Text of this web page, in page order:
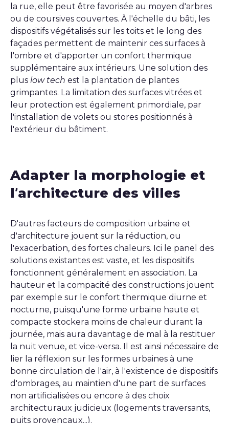
la rue, elle peut être favorisée au moyen d'arbres
ou de coursives couvertes. À l'échelle du bâti, les
dispositifs végétalisés sur les toits et le long des
façades permettent de maintenir ces surfaces à
l'ombre et d'apporter un confort thermique
supplémentaire aux intérieurs. Une solution des
plus low tech est la plantation de plantes
grimpantes. La limitation des surfaces vitrées et
leur protection est également primordiale, par
l'installation de volets ou stores positionnés à
l'extérieur du bâtiment.
Adapter la morphologie et
l’architecture des villes
D'autres facteurs de composition urbaine et
d'architecture jouent sur la réduction, ou
l'exacerbation, des fortes chaleurs. Ici le panel des
solutions existantes est vaste, et les dispositifs
fonctionnent généralement en association. La
hauteur et la compacité des constructions jouent
par exemple sur le confort thermique diurne et
nocturne, puisqu'une forme urbaine haute et
compacte stockera moins de chaleur durant la
journée, mais aura davantage de mal à la restituer
la nuit venue, et vice-versa. Il est ainsi nécessaire de
lier la réflexion sur les formes urbaines à une
bonne circulation de l'air, à l'existence de dispositifs
d'ombrages, au maintien d'une part de surfaces
non artificialisées ou encore à des choix
architecturaux judicieux (logements traversants,
puits provençaux...).